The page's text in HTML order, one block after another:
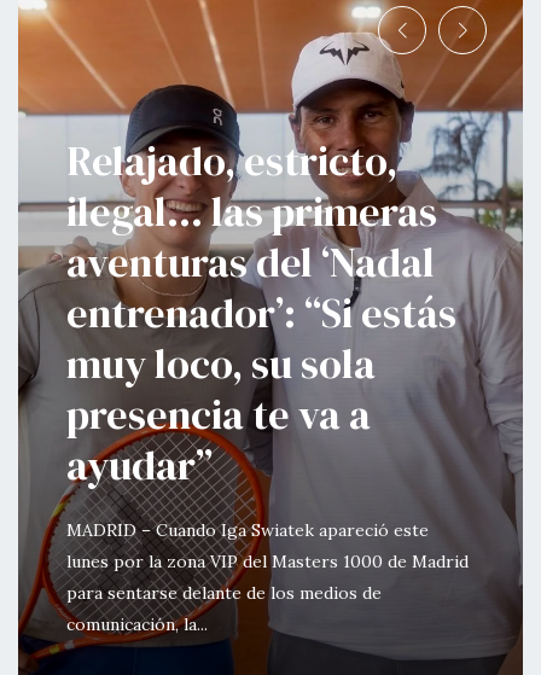
Relajado, estricto,
ilegal… las primeras
aventuras del ‘Nadal
entrenador’: “Si estás
muy loco, su sola
presencia te va a
ayudar”
MADRID – Cuando Iga Swiatek apareció este
lunes por la zona VIP del Masters 1000 de Madrid
para sentarse delante de los medios de
comunicación, la...